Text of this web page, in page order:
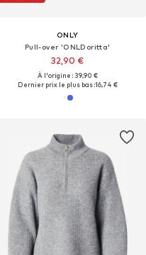
ONLY
Pull-over 'ONLDoritta'
32,90 €
À l'origine : 39,90 €
Dernier prix le plus bas :16,74 €